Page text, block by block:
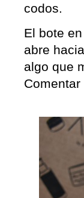
codos.
El bote
abre
algo que